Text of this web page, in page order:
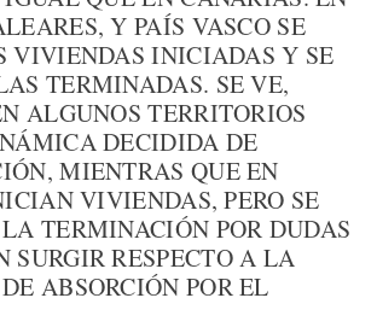
Y PAÍS VASCO SE
VIVIENDAS INICIADAS Y SE
TERMINADAS. SE VE,
ALGUNOS TERRITORIOS
DECIDIDA DE
MIENTRAS QUE EN
VIVIENDAS, PERO SE
TERMINACIÓN POR DUDAS
SURGIR RESPECTO A LA
ABSORCIÓN POR EL